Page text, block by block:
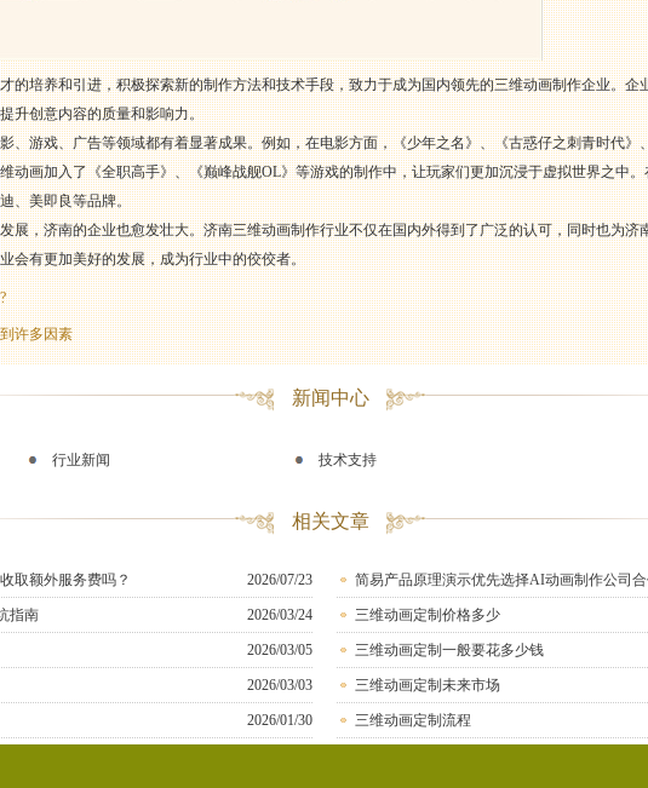
的培养和引进，积极探索新的制作方法和技术手段，致力于成为国内领先的三维动画制作企业。企
升创意内容的质量和影响力。
、游戏、广告等领域都有着显著成果。例如，在电影方面，《少年之名》、《古惑仔之刺青时代》
动画加入了《全职高手》、《巅峰战舰OL》等游戏的制作中，让玩家们更加沉浸于虚拟世界之中
、美即良等品牌。
展，济南的企业也愈发壮大。济南三维动画制作行业不仅在国内外得到了广泛的认可，同时也为济
会有更加美好的发展，成为行业中的佼佼者。
许多因素
新闻中心
行业新闻 技术支持
相关文章
取额外服务费吗？ 2026/07/23 简易产品原理演示优先选择AI动画制作公司合
指南 2026/03/24 三维动画定制价格多少
2026/03/05 三维动画定制一般要花多少钱
2026/03/03 三维动画定制未来市场
2026/01/30 三维动画定制流程